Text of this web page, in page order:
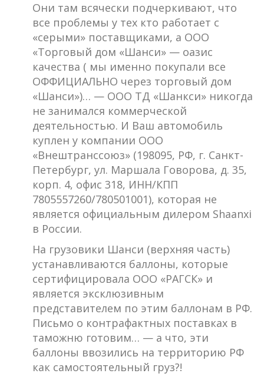
Они там всячески подчеркивают, что
все проблемы у тех кто работает с
«серыми» поставщиками, а ООО
«Торговый дом «Шанси» — оазис
качества ( мы именно покупали все
ОФФИЦИАЛЬНО через торговый дом
«Шанси»)… — ООО ТД «Шанкси» никогда
не занимался коммерческой
деятельностью. И Ваш автомобиль
куплен у компании ООО
«Внештранссоюз» (198095, РФ, г. Санкт-
Петербург, ул. Маршала Говорова, д. 35,
корп. 4, офис 318, ИНН/КПП
7805557260/780501001), которая не
является официальным дилером Shaanxi
в России.
На грузовики Шанси (верхняя часть)
устанавливаются баллоны, которые
сертифицировала ООО «РАГСК» и
является эксклюзивным
представителем по этим баллонам в РФ.
Письмо о контрафактных поставках в
таможню готовим… — а что, эти
баллоны ввозились на территорию РФ
как самостоятельный груз?!